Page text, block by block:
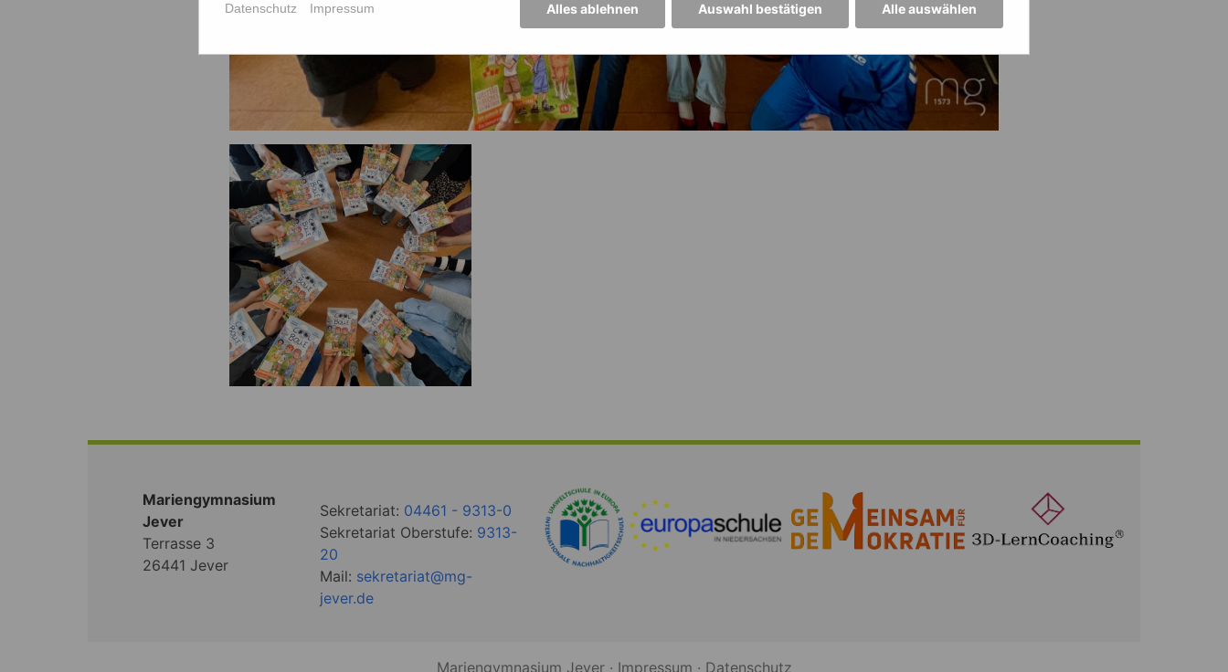
Mariengymnasium
Jever
Terrasse 3
26441 Jever
Sekretariat: 04461 - 9313-0
Sekretariat Oberstufe: 9313-
20
Mail: sekretariat@mg-
jever.de
Mariengymnasium Jever · Impressum · Datenschutz
Alles ablehnen Auswahl bestätigen Alle auswählen
Datenschutz Impressum